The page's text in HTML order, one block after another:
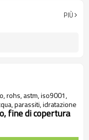
PIÙ
rohs, astm, iso9001,
parassiti, idratazione
fine di copertura